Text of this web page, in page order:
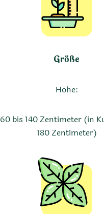
Größe
Höhe:
60 bis 140 Zentimeter (in
180 Zentimeter)